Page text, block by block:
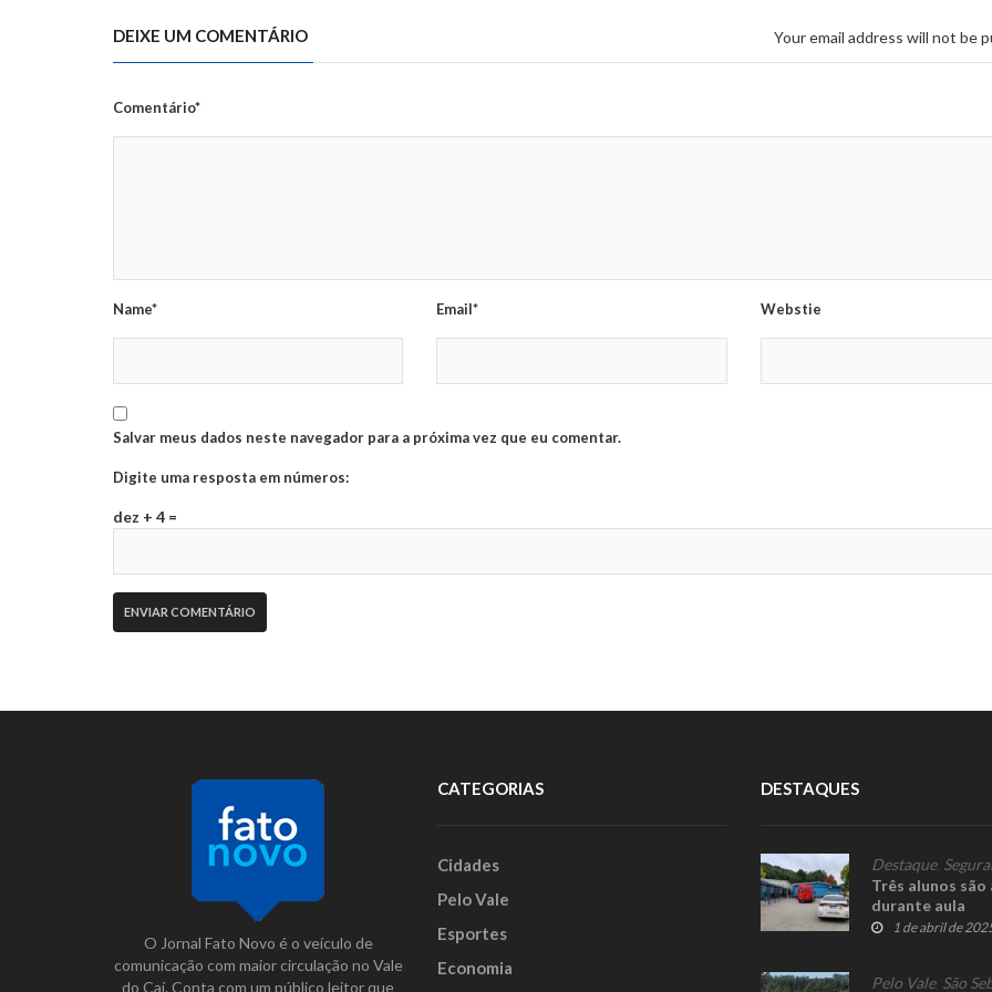
DEIXE UM COMENTÁRIO Your email address will not be
Comentário*
Name* Email* Webstie
Salvar meus dados neste navegador para a próxima vez que eu comentar.
Digite uma resposta em números:
dez + 4 =
O Jornal Fato Novo é o veículo de
comunicação com maior circulação no Vale
do Caí. Conta com um público leitor que
CATEGORIAS
Cidades
Pelo Vale
Esportes
Economia
DESTAQUES
Destaque,
Três alunos
durante aula
1 de abril de
Pelo Vale, São